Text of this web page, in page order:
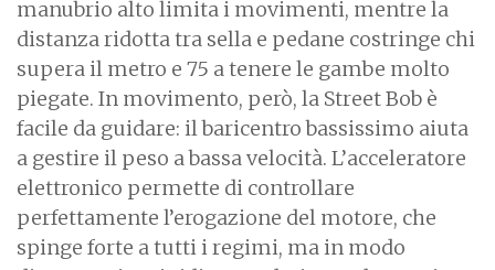
manubrio alto limita i movimenti, mentre la
distanza ridotta tra sella e pedane costringe chi
supera il metro e 75 a tenere le gambe molto
piegate. In movimento, però, la Street Bob è
facile da guidare: il baricentro bassissimo aiuta
a gestire il peso a bassa velocità. L’acceleratore
elettronico permette di controllare
perfettamente l’erogazione del motore, che
spinge forte a tutti i regimi, ma in modo